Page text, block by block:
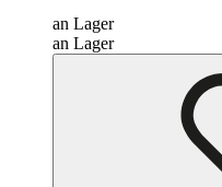
an Lager
an Lager